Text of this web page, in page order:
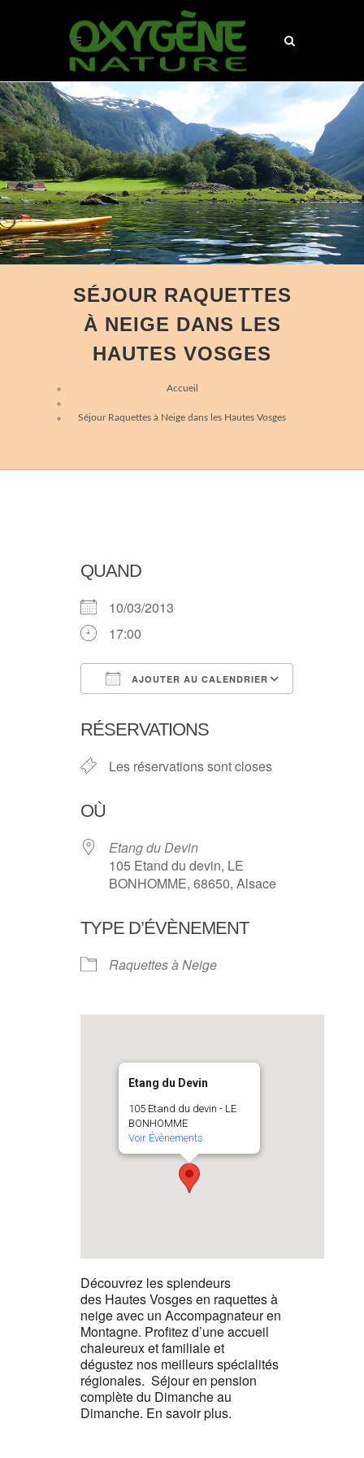
SÉJOUR RAQUETTES
À NEIGE DANS LES
HAUTES VOSGES
Accueil
Séjour Raquettes à Neige dans les Hautes Vosges
QUAND
10/03/2013
17:00
AJOUTER AU CALENDRIER
RÉSERVATIONS
Les réservations sont closes
OÙ
Etang du Devin
105 Etand du devin, LE
BONHOMME, 68650, Alsace
TYPE D’ÉVÈNEMENT
Raquettes à Neige
Etang du Devin
105 Etand du devin - LE
BONHOMME
Voir Évènements
Découvrez les splendeurs
des Hautes Vosges en raquettes à
neige avec un Accompagnateur en
Montagne. Profitez d’une accueil
chaleureux et familiale et
dégustez nos meilleurs spécialités
régionales. Séjour en pension
complète du Dimanche au
Dimanche. En savoir plus.